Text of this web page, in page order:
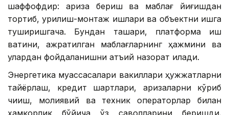
шаффофдир: ариза бериш ва маблағ йиғишдан
тортиб, қурилиш-монтаж ишлари ва объектни ишга
туширишгача. Бундан ташқари, платформа иш
вақтини, ажратилган маблағларнинг ҳажмини ва
улардан фойдаланишни қатъий назорат қилади.
Энергетика муассасалари вакиллари ҳужжатларни
тайёрлаш, кредит шартлари, аризаларни кўриб
чиқиш, молиявий ва техник операторлар билан
ҳамкорлик бўйича ўз саволларини беришди.